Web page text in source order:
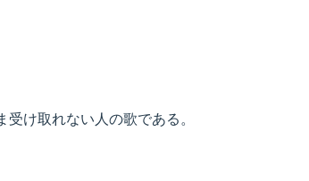
け取れない人の歌である。